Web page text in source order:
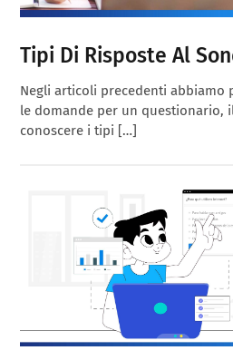
Tipi Di Risposte Al
Negli articoli precedenti abbiamo
le domande per un questionario,
conoscere i tipi […]